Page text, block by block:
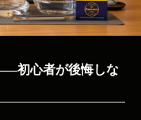
初心者が後悔しな